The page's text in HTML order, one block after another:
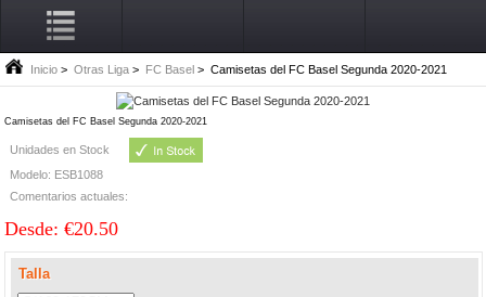
Inicio > Otras Liga > FC Basel > Camisetas del FC Basel Segunda 2020-2021
Camisetas del FC Basel Segunda 2020-2021
Unidades en Stock
Modelo: ESB1088
Comentarios actuales:
Desde: €20.50
Talla